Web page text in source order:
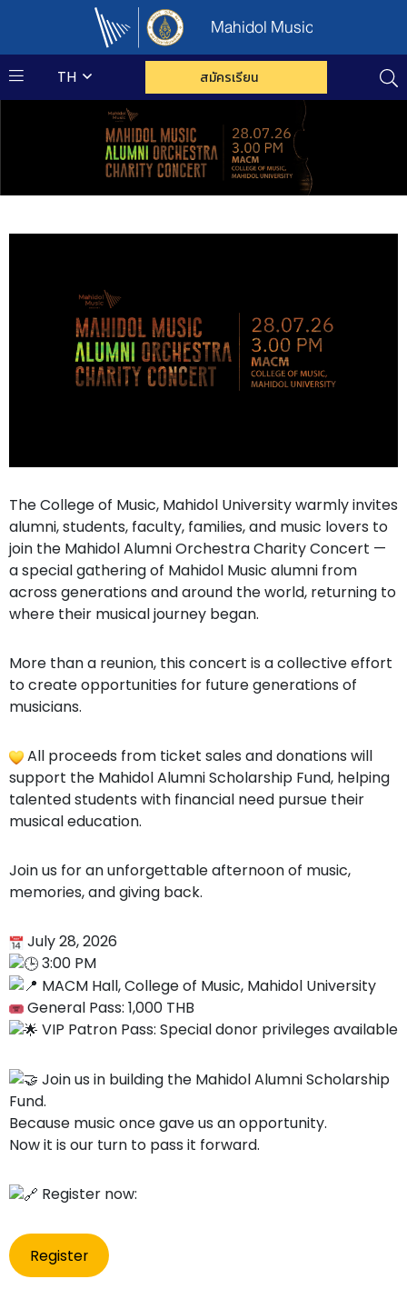
Mahidol Music
TH สมัครเรียน
The College of Music, Mahidol University warmly invites
alumni, students, faculty, families, and music lovers to
join the Mahidol Alumni Orchestra Charity Concert —
a special gathering of Mahidol Music alumni from
across generations and around the world, returning to
where their musical journey began.
More than a reunion, this concert is a collective effort
to create opportunities for future generations of
musicians.
All proceeds from ticket sales and donations will
support the Mahidol Alumni Scholarship Fund, helping
talented students with financial need pursue their
musical education.
Join us for an unforgettable afternoon of music,
memories, and giving back.
July 28, 2026
3:00 PM
MACM Hall, College of Music, Mahidol University
General Pass: 1,000 THB
VIP Patron Pass: Special donor privileges available
Join us in building the Mahidol Alumni Scholarship
Fund.
Because music once gave us an opportunity.
Now it is our turn to pass it forward.
Register now:
Register